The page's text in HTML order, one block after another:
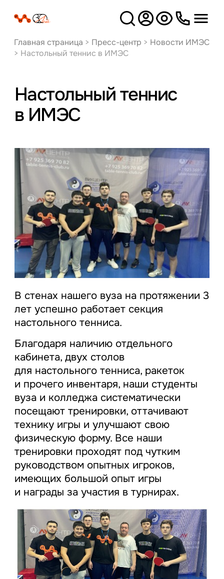
Версия
для слабовидящих
Главная страница > Пресс-центр > Новости ИМЭС
> Настольный теннис в ИМЭС
Настольный теннис
в ИМЭС
В стенах нашего вуза на протяжении 3
лет успешно работает секция
настольного тенниса.
Благодаря наличию отдельного
кабинета, двух столов
для настольного тенниса, ракеток
и прочего инвентаря, наши студенты
вуза и колледжа систематически
посещают тренировки, оттачивают
технику игры и улучшают свою
физическую форму. Все наши
тренировки проходят под чутким
руководством опытных игроков,
имеющих большой опыт игры
и награды за участия в турнирах.